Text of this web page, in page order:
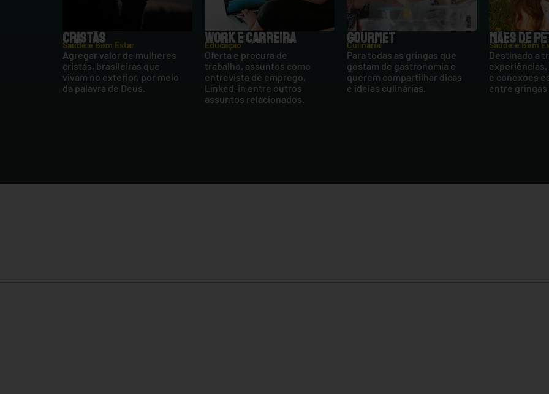
CRISTÃS
Saúde e Bem Estar
Agregar valor de mulheres
cristãs, brasileiras que
vivam no exterior, por meio
da palavra de Deus.
WORK E CARREIRA
Educação
Oferta e procura de
trabalho, assuntos como
entrevista de emprego,
Linked-in entre outros
assuntos relacionados.
GOURMET
Culinária
Para todas as gringas que
gostam de gastronomia e
querem compartilhar dicas
e ideias culinárias.
MÃES DE
Saúde e Bem
Destinado a
experiências,
e conexões
entre gringas